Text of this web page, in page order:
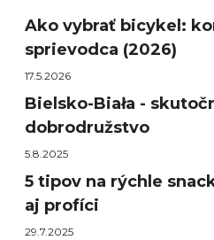
Ako vybrať bicykel:
sprievodca (2026)
17.5.2026
Bielsko-Biała -
dobrodružstvo
5.8.2025
5 tipov na rýchle
aj profíci
29.7.2025